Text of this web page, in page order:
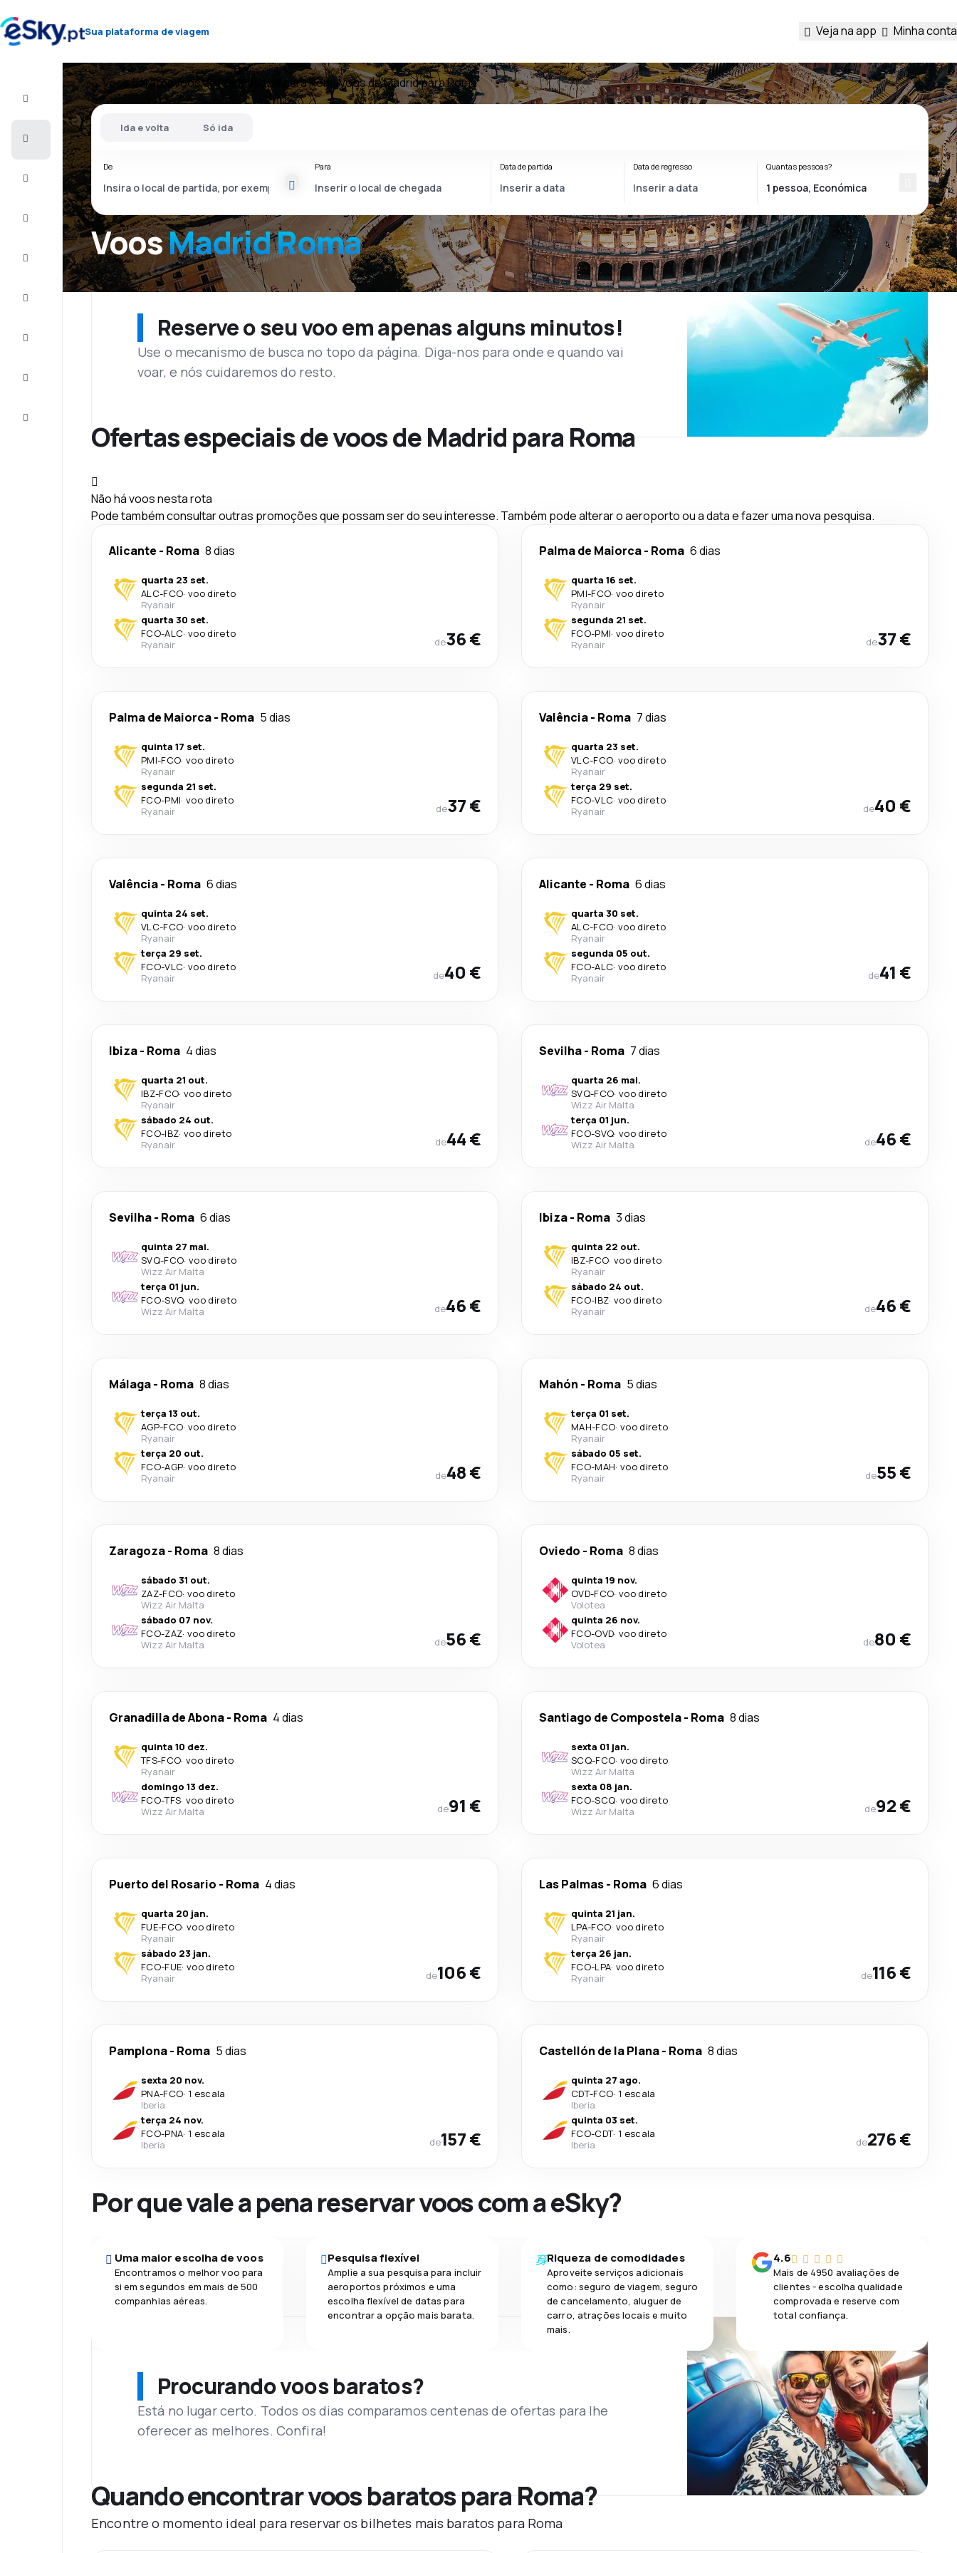
Sua plataforma de viagem Veja na app Minha conta
Voo+Hotel
baratos
Alojamentos
Voos baratosVoos de Madrid Voos para RomaVoos de Madrid para Roma
VoosMadrid Roma
Ida e volta Só ida
De Para Data de partida Data de regresso Quantas pessoas?
Reserve o seu voo em apenas alguns minutos!
Use o mecanismo de busca no topo da página. Diga-nos para onde e quando vai
voar, e nós cuidaremos do resto.
Ofertas especiais de voos de Madrid para Roma
Não há voos nesta rota
Pode também consultar outras promoções que possam ser do seu interesse. Também pode alterar o aeroporto ou a data e fazer uma nova pesquisa.
Alicante - Roma 8 dias
quarta 23 set.
ALC-FCO· voo direto
Ryanair
quarta 30 set.
FCO-ALC· voo direto
Ryanair
de36 €
Palma de Maiorca- Roma 6 dias
quarta 16 set.
PMI-FCO· voo direto
Ryanair
segunda 21 set.
FCO-PMI· voo direto
Ryanair
de37 €
Palma de Maiorca- Roma 5 dias
quinta 17 set.
PMI-FCO· voo direto
Ryanair
segunda 21 set.
FCO-PMI· voo direto
Ryanair
de37 €
Valência- Roma 7 dias
quarta 23 set.
VLC-FCO· voo direto
Ryanair
terça 29 set.
FCO-VLC· voo direto
Ryanair
de40 €
Valência- Roma 6 dias
quinta 24 set.
VLC-FCO· voo direto
Ryanair
terça 29 set.
FCO-VLC· voo direto
Ryanair
de40 €
Alicante - Roma 6 dias
quarta 30 set.
ALC-FCO· voo direto
Ryanair
segunda 05 out.
FCO-ALC· voo direto
Ryanair
de41 €
Ibiza- Roma 4 dias
quarta 21 out.
IBZ-FCO· voo direto
Ryanair
sábado 24 out.
FCO-IBZ· voo direto
Ryanair
de44 €
Sevilha- Roma 7 dias
quarta 26 mai.
SVQ-FCO· voo direto
Wizz Air Malta
terça 01 jun.
FCO-SVQ· voo direto
Wizz Air Malta
de46 €
Sevilha- Roma 6 dias
quinta 27 mai.
SVQ-FCO· voo direto
Wizz Air Malta
terça 01 jun.
FCO-SVQ· voo direto
Wizz Air Malta
de46 €
Ibiza- Roma 3 dias
quinta 22 out.
IBZ-FCO· voo direto
Ryanair
sábado 24 out.
FCO-IBZ· voo direto
Ryanair
de46 €
Málaga- Roma 8 dias
terça 13 out.
AGP-FCO· voo direto
Ryanair
terça 20 out.
FCO-AGP· voo direto
Ryanair
de48 €
Mahón - Roma 5 dias
terça 01 set.
MAH-FCO· voo direto
Ryanair
sábado 05 set.
FCO-MAH· voo direto
Ryanair
de55 €
Zaragoza- Roma 8 dias
sábado 31 out.
ZAZ-FCO· voo direto
Wizz Air Malta
sábado 07 nov.
FCO-ZAZ· voo direto
Wizz Air Malta
de56 €
Oviedo - Roma 8 dias
quinta 19 nov.
OVD-FCO· voo direto
Volotea
quinta 26 nov.
FCO-OVD· voo direto
Volotea
de80 €
Granadilla de Abona- Roma 4 dias
quinta 10 dez.
TFS-FCO· voo direto
Ryanair
domingo 13 dez.
FCO-TFS· voo direto
Wizz Air Malta
de91 €
Santiago de Compostela- Roma 8 dias
sexta 01 jan.
SCQ-FCO· voo direto
Wizz Air Malta
sexta 08 jan.
FCO-SCQ· voo direto
Wizz Air Malta
de92 €
Puerto del Rosario - Roma 4 dias
quarta 20 jan.
FUE-FCO· voo direto
Ryanair
sábado 23 jan.
FCO-FUE· voo direto
Ryanair
de106 €
Las Palmas- Roma 6 dias
quinta 21 jan.
LPA-FCO· voo direto
Ryanair
terça 26 jan.
FCO-LPA· voo direto
Ryanair
de116 €
Pamplona- Roma 5 dias
sexta 20 nov.
PNA-FCO· 1 escala
Iberia
terça 24 nov.
FCO-PNA· 1 escala
Iberia
de157 €
Castellón de la Plana- Roma 8 dias
quinta 27 ago.
CDT-FCO· 1 escala
Iberia
quinta 03 set.
FCO-CDT· 1 escala
Iberia
de276 €
Por que vale a pena reservar voos com a eSky?
Uma maior escolha de voos
Encontramos o melhor voo para
si em segundos em mais de 500
companhias aéreas.
Pesquisa flexível
Amplie a sua pesquisa para incluir
aeroportos próximos e uma
escolha flexível de datas para
encontrar a opção mais barata.
Riqueza de comodidades
Aproveite serviços adicionais
como: seguro de viagem, seguro
de cancelamento, aluguer de
carro, atrações locais e muito
mais.
4.6
Mais de 4950 avaliações de
clientes - escolha qualidade
comprovada e reserve com
total confiança.
Procurando voos baratos?
Está no lugar certo. Todos os dias comparamos centenas de ofertas para lhe
oferecer as melhores. Confira!
Quando encontrar voos baratos para Roma?
Encontre o momento ideal para reservar os bilhetes mais baratos para Roma